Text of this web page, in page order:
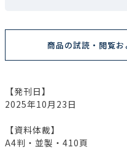
商品の試読・閲覧
【発刊日】
2025年10月23日
【資料体裁】
A4判・並製・410頁